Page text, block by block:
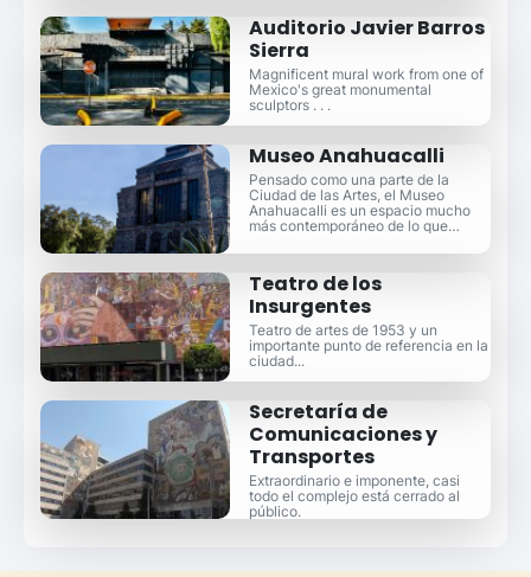
Auditorio Javier Barros
Sierra
Magnificent mural work from one of
Mexico's great monumental
sculptors . . .
Museo Anahuacalli
Pensado como una parte de la
Ciudad de las Artes, el Museo
Anahuacalli es un espacio mucho
más contemporáneo de lo que
Teatro de los
Insurgentes
Teatro de artes de 1953 y un
importante punto de referencia en la
ciudad...
Secretaría de
Comunicaciones y
Transportes
Extraordinario e imponente, casi
todo el complejo está cerrado al
público.